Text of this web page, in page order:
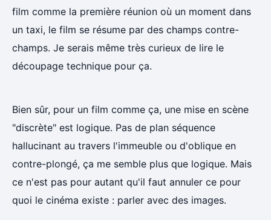
film comme la première réunion où un moment dans
un taxi, le film se résume par des champs contre-
champs. Je serais même très curieux de lire le
découpage technique pour ça.
Bien sûr, pour un film comme ça, une mise en scène
"discrète" est logique. Pas de plan séquence
hallucinant au travers l'immeuble ou d'oblique en
contre-plongé, ça me semble plus que logique. Mais
ce n'est pas pour autant qu'il faut annuler ce pour
quoi le cinéma existe : parler avec des images.